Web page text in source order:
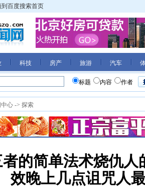
百度搜索首页
科技 房产 旅游 汽车
标题 内容 作者
中心 -> 探索
的简单法术烧仇人
效晚上几点诅咒人